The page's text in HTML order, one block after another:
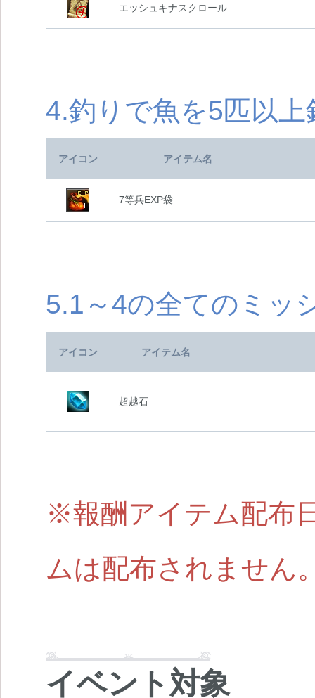
エッシュキナスクロール
4.釣りで魚を5匹以
アイコン アイテム名
7等兵EXP袋
5.1～4の全てのミッ
アイコン アイテム名
超越石
※報酬アイテム配布
ムは配布されません
イベント対象